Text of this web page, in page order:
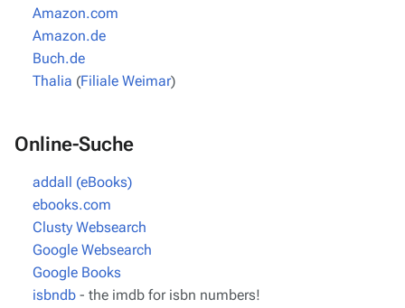
Amazon.com
Amazon.de
Buch.de
Thalia (Filiale Weimar)
Online-Suche
addall (eBooks)
ebooks.com
Clusty Websearch
Google Websearch
Google Books
isbndb - the imdb for isbn numbers!